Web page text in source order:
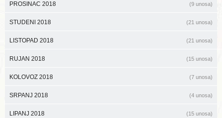
PROSINAC 2018 (9 unosa)
STUDENI 2018 (21 unosa)
LISTOPAD 2018 (21 unosa)
RUJAN 2018 (15 unosa)
KOLOVOZ 2018 (7 unosa)
SRPANJ 2018 (4 unosa)
LIPANJ 2018 (15 unosa)